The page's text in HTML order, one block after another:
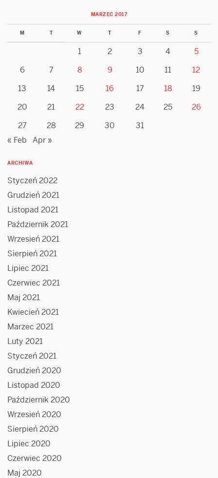
MARZEC 2017
M T W T F S S
1 2 3 4
5
6
7 8 9 10 11
12
13
14 15 16 17 18
19
20
21 22 23 24 25
26
27
28 29 30
31
« Feb
Apr »
ARCHIWA
Styczeń 2022
Grudzień 2021
Listopad 2021
Październik 2021
Wrzesień 2021
Sierpień 2021
Lipiec 2021
Czerwiec 2021
Maj 2021
Kwiecień 2021
Marzec 2021
Luty 2021
Styczeń 2021
Grudzień 2020
Listopad 2020
Październik 2020
Wrzesień 2020
Sierpień 2020
Lipiec 2020
Czerwiec 2020
Maj 2020